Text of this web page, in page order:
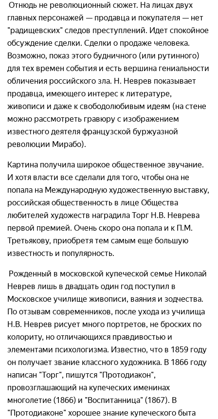
Отнюдь не революционный сюжет. На лицах двух
главных персонажей — продавца и покупателя — нет
"радищевских" следов преступлений. Идет спокойное
обсуждение сделки. Сделки о продаже человека.
Возможно, показ этого будничного (или рутинного)
для тех времен события и есть вершина гениальности
обличения российского зла. Н. Неврев показывает
продавца, имеющего интерес к литературе,
живописи и даже к свободолюбивым идеям (на стене
можно рассмотреть гравюру с изображением
известного деятеля французской буржуазной
революции Мирабо).
Картина получила широкое общественное звучание.
И хотя власти все сделали для того, чтобы она не
попала на Международную художественную выставку,
российская общественность в лице Общества
любителей художеств наградила Торг Н.В. Неврева
первой премией. Очень скоро она попала и к П.М.
Третьякову, приобретя тем самым еще большую
известность и популярность.
Рожденный в московской купеческой семье Николай
Неврев лишь в двадцать один год поступил в
Московское училище живописи, ваяния и зодчества.
По отзывам современников, после ухода из училища
Н.В. Неврев рисует много портретов, не броских по
колориту, но отличающихся правдивостью и
элементами психологизма. Известно, что в 1859 году
он получает звание классного художника. В 1866 году
написан "Торг", пишутся "Протодиакон",
провозглашающий на купеческих именинах
многолетие (1866) и "Воспитанница" (1867). В
"Протодиаконе" хорошее знание купеческого быта